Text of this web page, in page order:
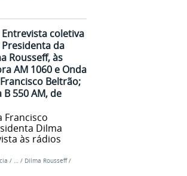
Entrevista coletiva
da
Rousseff, às
AM 1060 e Onda
Beltrão;
550 AM, de
Francisco
Dilma
às rádios
/ … / Dilma Rousseff /